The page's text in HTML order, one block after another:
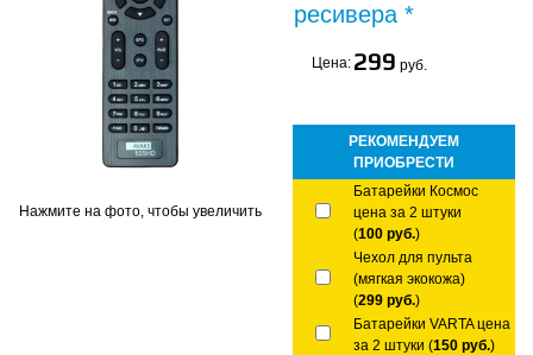
Нажмите на фото, чтобы увеличить
ресивера *
Цена: 299 руб.
РЕКОМЕНДУЕМ
ПРИОБРЕСТИ
Батарейки Космос
цена за 2 штуки
(100 руб.)
Чехол для пульта
(мягкая экокожа)
(299 руб.)
Батарейки VARTA цена
за 2 штуки (150 руб.)